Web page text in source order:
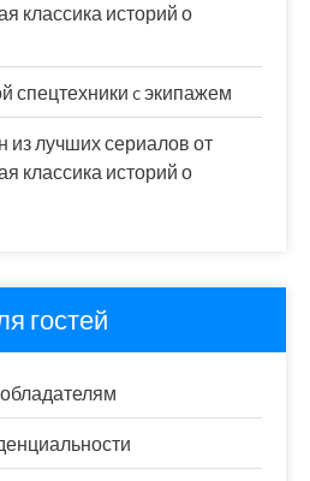
классика историй о
спецтехники c экипажем
из лучших сериалов от
классика историй о
гостей